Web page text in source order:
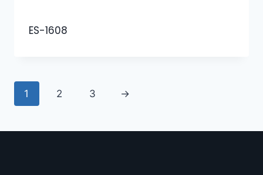
ES-1608
1 2 3 →